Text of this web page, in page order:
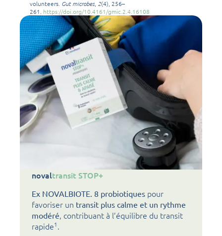
volunteers. Gut microbes, 2(4), 256–
261. https://doi.org/10.4161/gmic.2.4.16108
novaltransit STOP+
Ex NOVALBIOTE. 8 probiotiques pour
favoriser un transit plus calme et un rythme
modéré, contribuant à l’équilibre du transit
rapide1.